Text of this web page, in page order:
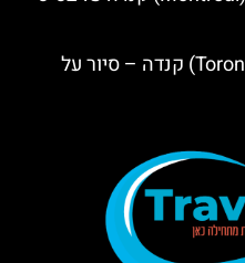
סיורים חינמיים בטורונטו (Toronto) קנדה – סיור על